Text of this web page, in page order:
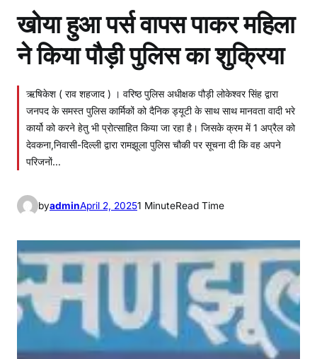
खोया हुआ पर्स वापस पाकर महिला
ने किया पौड़ी पुलिस का शुक्रिया
ऋषिकेश ( राव शहजाद ) । वरिष्ठ पुलिस अधीक्षक पौड़ी लोकेश्वर सिंह द्वारा
जनपद के समस्त पुलिस कार्मिकों को दैनिक ड्यूटी के साथ साथ मानवता वादी भरे
कार्यो को करने हेतु भी प्रोत्साहित किया जा रहा है। जिसके क्रम में 1 अप्रैल को
देवकना,निवासी-दिल्ली द्वारा रामझूला पुलिस चौकी पर सूचना दी कि वह अपने
परिजनों…
byadminApril 2, 20251 MinuteRead Time